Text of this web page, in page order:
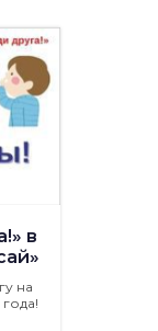
в
на